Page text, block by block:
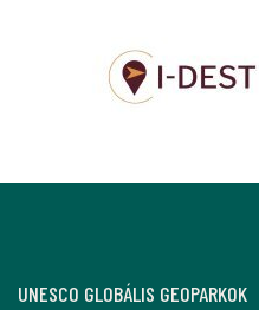
UNESCO GLOBÁLIS GEOPARKOK